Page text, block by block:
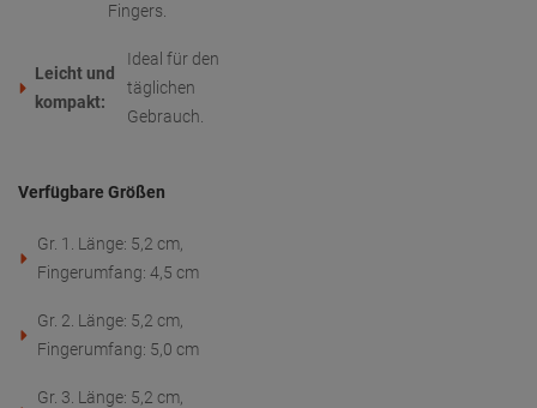
Fingers.
Leicht und
kompakt:
Ideal für den
täglichen
Gebrauch.
Verfügbare Größen
Gr. 1. Länge: 5,2 cm,
Fingerumfang: 4,5 cm
Gr. 2. Länge: 5,2 cm,
Fingerumfang: 5,0 cm
Gr. 3. Länge: 5,2 cm,